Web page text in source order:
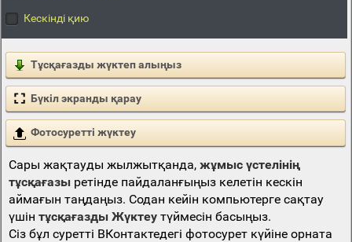
Кескінді қию
Тұсқағазды жүктеп алыңыз
Бүкіл экранды қарау
Фотосуретті жүктеу
Сары жақтауды жылжытқанда, жұмыс үстелінің
тұсқағазыретінде пайдаланғыңыз келетін кескін
аймағын таңдаңыз. Содан кейін компьютерге сақтау
үшін тұсқағазды Жүктеутүймесін басыңыз.
Сіз бұл суретті ВКонтактедегі фотосурет күйіне орната